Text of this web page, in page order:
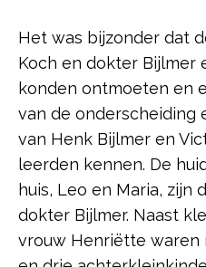
Het was bijzonder dat
Koch en dokter Bijlmer
konden ontmoeten en
van de onderscheiding
van Henk Bijlmer en
leerden kennen. De
huis, Leo en Maria, zijn
dokter Bijlmer. Naast
vrouw Henriëtte waren